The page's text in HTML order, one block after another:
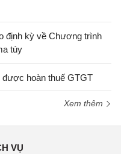
định kỳ về Chương trình
túy
hoàn thuế GTGT
Xem thêm
VỤ